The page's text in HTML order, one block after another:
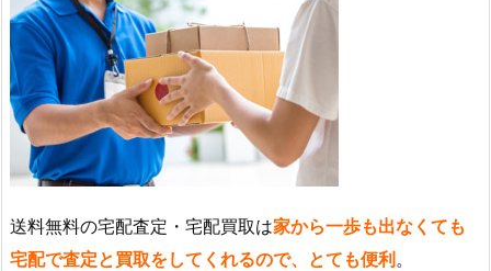
送料無料の宅配査定・宅配買取は家から一歩も出なくても
宅配で査定と買取をしてくれるので、とても便利。